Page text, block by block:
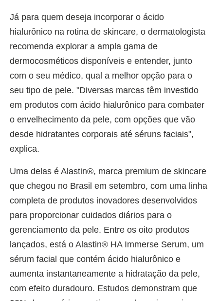
Já para quem deseja incorporar o ácido
hialurônico na rotina de skincare, o dermatologista
recomenda explorar a ampla gama de
dermocosméticos disponíveis e entender, junto
com o seu médico, qual a melhor opção para o
seu tipo de pele. "Diversas marcas têm investido
em produtos com ácido hialurônico para combater
o envelhecimento da pele, com opções que vão
desde hidratantes corporais até séruns faciais",
explica.
Uma delas é Alastin®, marca premium de skincare
que chegou no Brasil em setembro, com uma linha
completa de produtos inovadores desenvolvidos
para proporcionar cuidados diários para o
gerenciamento da pele. Entre os oito produtos
lançados, está o Alastin® HA Immerse Serum, um
sérum facial que contém ácido hialurônico e
aumenta instantaneamente a hidratação da pele,
com efeito duradouro. Estudos demonstram que